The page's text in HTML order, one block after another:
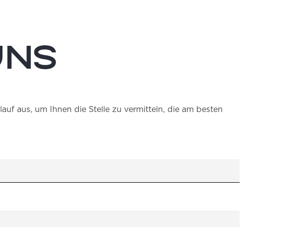
aus, um Ihnen die Stelle zu vermitteln, die am besten